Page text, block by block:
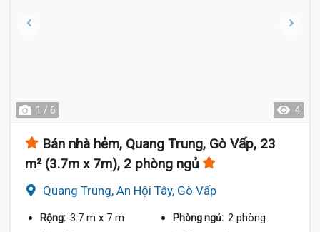
1 / 6 4
Bán nhà hẻm, Quang Trung, Gò Vấp, 23
m² (3.7m x 7m), 2 phòng ngủ
Quang Trung, An Hội Tây, Gò Vấp
Rộng: 3.7 m x 7 m Phòng ngủ: 2 phòng